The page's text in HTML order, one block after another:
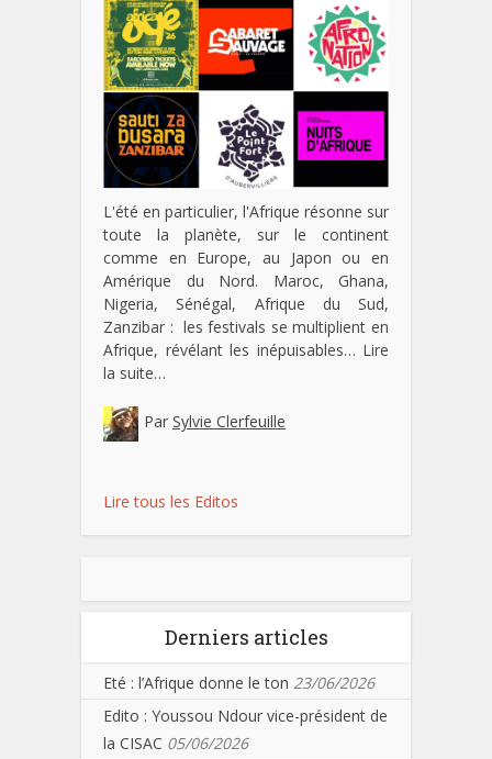
L'été en particulier, l'Afrique résonne sur
toute la planète, sur le continent
comme en Europe, au Japon ou en
Amérique du Nord. Maroc, Ghana,
Nigeria, Sénégal, Afrique du Sud,
Zanzibar : les festivals se multiplient en
Afrique, révélant les inépuisables… Lire
la suite…
Par Sylvie Clerfeuille
Lire tous les Editos
Derniers articles
Eté : l’Afrique donne le ton 23/06/2026
Edito : Youssou Ndour vice-président de
la CISAC 05/06/2026